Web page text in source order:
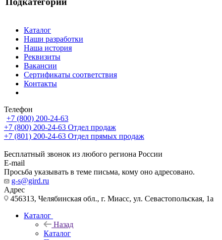
Каталог
Наши разработки
Наша история
Реквизиты
Вакансии
Сертификаты соответствия
Контакты
Телефон
+7 (800) 200-24-63
+7 (800) 200-24-63 Отдел продаж
+7 (801) 200-24-63 Отдел прямых продаж
Бесплатный звонок из любого региона России
E-mail
Просьба указывать в теме письма, кому оно адресовано.
g-s@gird.ru
Адрес
456313, Челябинская обл., г. Миасс, ул. Севастопольская, 1а
Каталог
Назад
Каталог